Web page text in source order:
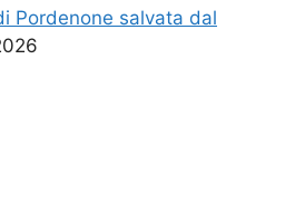
Pordenone salvata dal